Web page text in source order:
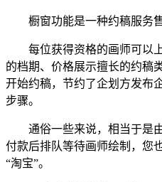
橱窗功能是一种约稿服务售
每位获得资格的画师可以上
的档期、价格展示擅长的约稿
开始约稿，节约了企划方发布
步骤。
通俗一些来说，相当于是由
付款后排队等待画师绘制，您
“淘宝”。